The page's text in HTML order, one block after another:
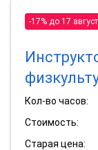
-17% до 17
Кол-во часов:
Стоимость:
Старая цена: